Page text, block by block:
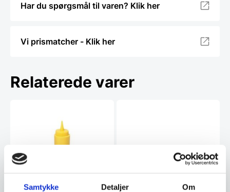
Samtykke Detaljer Om
Har du spørgsmål til varen? Klik her
Vi prismatcher - Klik her
Relaterede varer